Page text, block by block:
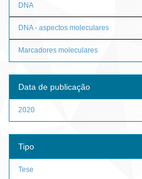
DNA
DNA - aspectos moleculares
Marcadores moleculares
Data de publicação
2020
Tipo
Tese